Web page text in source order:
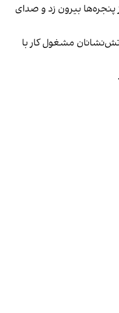
پنجره‌ها بیرون زد و صدای
مشغول کار با